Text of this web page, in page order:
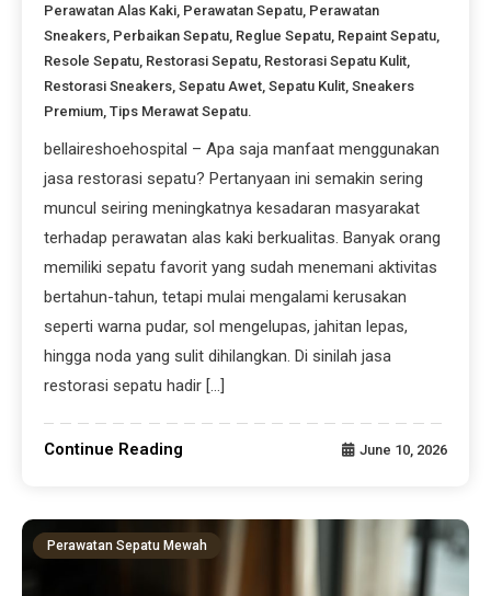
Perawatan Alas Kaki Perawatan Sepatu Perawatan
Sneakers Perbaikan Sepatu Reglue Sepatu Repaint Sepatu
Resole Sepatu Restorasi Sepatu Restorasi Sepatu Kulit
Restorasi Sneakers ,Sepatu Awet ,Sepatu Kulit ,Sneakers
Premium ,Tips Merawat Sepatu.
bellaireshoehospital – Apa saja manfaat menggunakan
jasa restorasi sepatu? Pertanyaan ini semakin sering
muncul seiring meningkatnya kesadaran masyarakat
terhadap perawatan alas kaki berkualitas. Banyak orang
memiliki sepatu favorit yang sudah menemani aktivitas
bertahun-tahun, tetapi mulai mengalami kerusakan
seperti warna pudar, sol mengelupas, jahitan lepas,
hingga noda yang sulit dihilangkan. Di sinilah jasa
restorasi sepatu hadir […]
Continue Reading June 10, 2026
Perawatan Sepatu Mewah